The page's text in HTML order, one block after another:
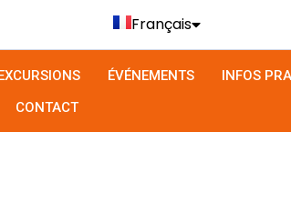
Français
English
Deutsch
ÉVÉNEMENTS INFOS
CONTACT